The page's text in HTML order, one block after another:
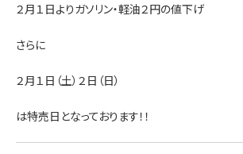
２月１日よりガソリン・軽油２円の値下げ
さらに
２月１日（土）２日（日）
は特売日となっております！！